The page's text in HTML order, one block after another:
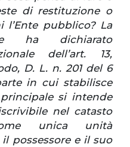
di restituzione o
l’Ente pubblico? La
ha dichiarato
dell’art. 13,
D. L. n. 201 del 6
in cui stabilisce
si intende
nel catasto
unica unità
possessore e il suo